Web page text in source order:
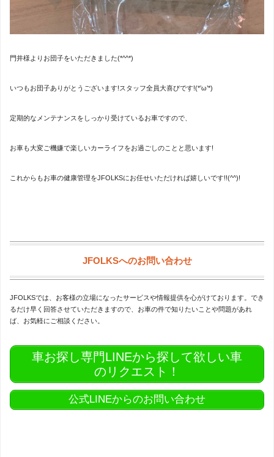
門井様よりお団子をいただきました(*^^*)
いつもお団子ありがとうございます!スタッフ全員大喜びです!(*’ω’*)
定期的なメンテナンスをしっかり受けているお車ですので、
お車も大変ご機嫌で楽しいカーライフをお過ごしのことと思います!
これからもお車の健康管理をJFOLKSにお任せいただければ嬉しいです!!(^^)!
JFOLKSへのお問い合わせ
JFOLKSでは、お客様の立場になったサービスや情報提供を心がけております。でき
るだけ早く回答させていただきますので、お車の件で知りたいことや問題があれ
ば、お気軽にご相談ください。
車お探し専門LINEから探して欲しい車
のリクエスト！
公式LINEからのお問い合わせ